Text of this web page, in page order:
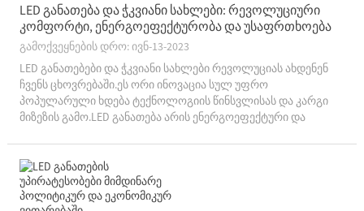
LED განათება და ჭკვიანი სახლები: რევოლუციური
კომფორტი, ენერგოეფექტურობა და უსაფრთხოება
გამოქვეყნების დრო: ივნ-13-2023
LED განათებები და ჭკვიანი სახლები რევოლუციას ახდენენ
ჩვენს ცხოვრებაში.ეს ორი ინოვაცია სულ უფრო
პოპულარული ხდება ტექნოლოგიის წინსვლისას და კარგი
მიზეზის გამო.LED განათება არის ენერგოეფექტური და
კომფორტს და გაზრდილ უსაფრთხოებას.Მოდი ავიღოთ...